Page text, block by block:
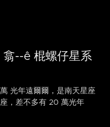
-⁠-ê 棍螺仔星系
光年遠爾爾，是南天星座
，差不多有 20 萬光年